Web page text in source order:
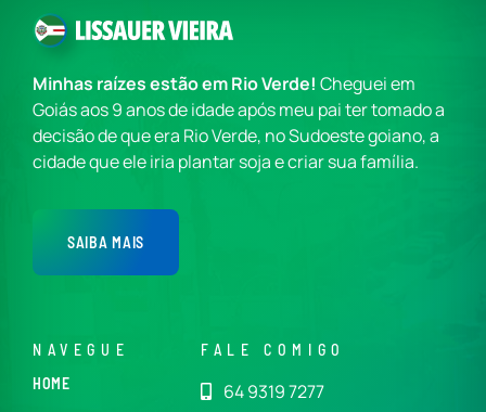
Minhas raízes estão em Rio Verde! Cheguei em
Goiás aos 9 anos de idade após meu pai ter tomado a
decisão de que era Rio Verde, no Sudoeste goiano, a
cidade que ele iria plantar soja e criar sua família.
SAIBA MAIS
NAVEGUE
HOME
FALE COMIGO
64 9319 7277